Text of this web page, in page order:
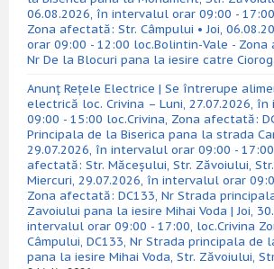
06.08.2026, în intervalul orar 09:00 -
Zona afectată: Str. Câmpului • Joi,
orar 09:00 - 12:00 loc.Bolintin-Vale - Zona
Nr De la Blocuri pana la iesire catre
Anunț Rețele Electrice | Se întrerupe
electrică loc. Crivina – Luni, 27.07.2026,
09:00 - 15:00 loc.Crivina, Zona afectată:
Principala de la Biserica pana la strada
29.07.2026, în intervalul orar 09:00 -
afectată: Str. Măceșului, Str. Zăvoiului,
Miercuri, 29.07.2026, în intervalul orar
Zona afectată: DC133, Nr Strada
Zavoiului pana la iesire Mihai Voda | Joi,
intervalul orar 09:00 - 17:00, loc.Crivina
Câmpului, DC133, Nr Strada principala de
pana la iesire Mihai Voda, Str. Zăvoiului,